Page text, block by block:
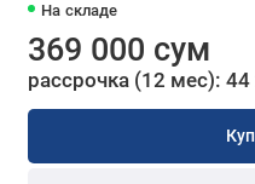
На складе
369 000 сум
рассрочка (12 мес):